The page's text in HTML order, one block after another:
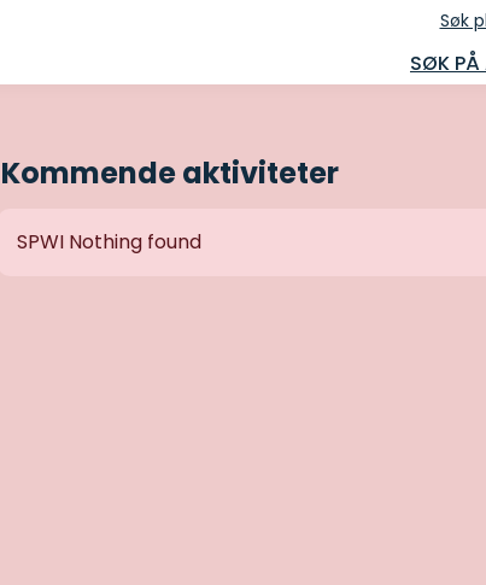
SØK PÅ
Søk
Kommende aktiviteter
SPWI Nothing found